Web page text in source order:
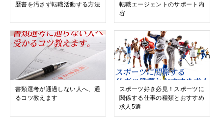
歴書を汚さず転職活動する方法
転職エージェントのサポート内
容
書類選考が通過しない人へ、通
るコツ教えます
スポーツ好き必見！スポーツに
関係する仕事の種類とおすすめ
求人5選